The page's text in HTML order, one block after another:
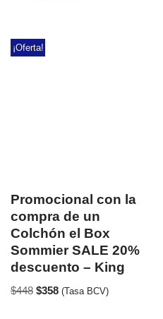
¡Oferta!
Promocional con la
compra de un
Colchón el Box
Sommier SALE 20%
descuento – King
$448 $358 (Tasa BCV)